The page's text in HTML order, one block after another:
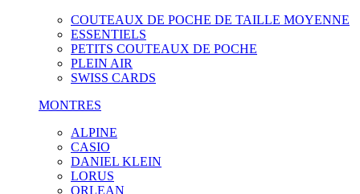
COUTEAUX DE POCHE DE TAILLE MOYENNE
ESSENTIELS
PETITS COUTEAUX DE POCHE
PLEIN AIR
SWISS CARDS
MONTRES
ALPINE
CASIO
DANIEL KLEIN
LORUS
ORLEAN